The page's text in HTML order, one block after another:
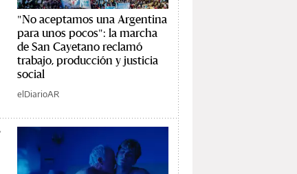
"No aceptamos una Argentina
para unos pocos": la marcha
de San Cayetano reclamó
trabajo, producción y justicia
social
elDiarioAR